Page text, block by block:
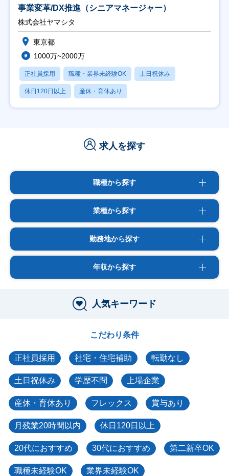
事業変革/DX推進（シニアマネージャー）
株式会社ヤマシタ
東京都
1000万~2000万
正社員採用 職種・業界未経験OK 土日祝休み
休日120日以上 産休・育休あり
求人を探す
職種から探す
業種から探す
勤務地から探す
年収から探す
人気キーワード
こだわり条件
正社員採用 社宅・住宅補助 転勤なし
土日祝休み 学歴不問 上場企業
産休・育休あり フレックス 賞与あり
月残業20時間以内 休日120日以上
20代におすすめ 30代におすすめ 第二新卒OK
職種未経験OK 業界未経験OK